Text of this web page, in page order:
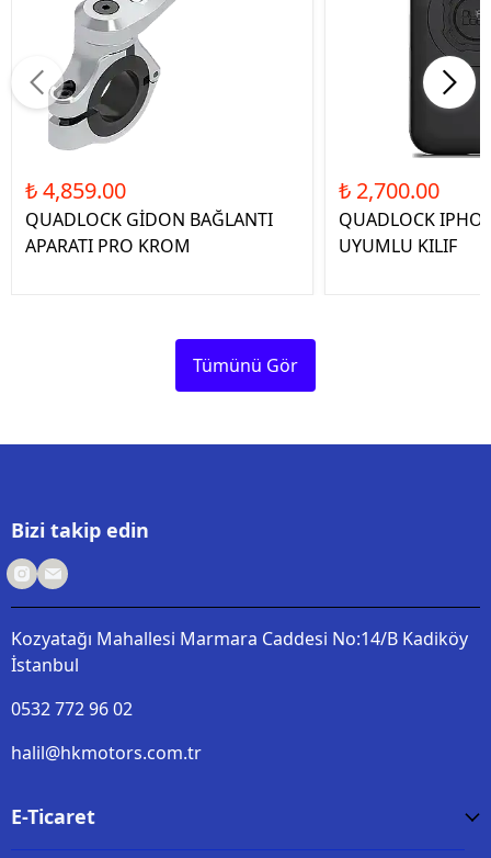
₺ 4,859.00
QUADLOCK GİDON BAĞLANTI
APARATI PRO KROM
₺ 2,700.00
QUADLOCK
UYUMLU KILIF
Tümünü Gör
Bizi takip edin
Kozyatağı Mahallesi Marmara Caddesi No:14/B Kadiköy
İstanbul
0532 772 96 02
halil@hkmotors.com.tr
E-Ticaret